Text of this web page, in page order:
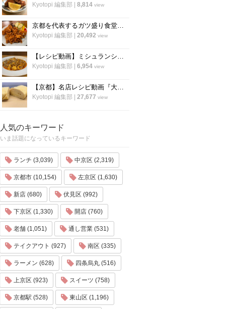
Kyotopi 編集部 8,814 view
京都を代表するガツ盛り食堂「ハイライト」の名物メニュー”唐揚げ”の作り方
Kyotopi 編集部 20,492 view
【レシピ動画】ミシュランシェフ直伝レシピ！絶品、麻婆豆腐の作り方『中国料理 菜格』
Kyotopi 編集部 6,954 view
【京都】名店レシピ動画『大徳寺さいき家』直伝 「ふわふわ だし巻き卵」の作り方！
Kyotopi 編集部 27,677 view
人気のキーワード
いま話題になっているキーワード
ランチ (3,039) 中京区 (2,319)
京都市 (10,154) 左京区 (1,630)
新店 (680) 伏見区 (992)
下京区 (1,330) 開店 (760)
老舗 (1,051) 通し営業 (531)
テイクアウト (927) 南区 (335)
ラーメン (628) 四条烏丸 (516)
上京区 (923) スイーツ (758)
京都駅 (528) 東山区 (1,196)